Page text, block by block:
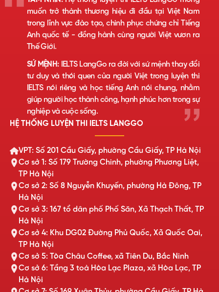
muốn trở thành thương hiệu đi đầu tại Việt Nam
trong lĩnh vực đào tạo, chinh phục chứng chỉ Tiếng
Anh quốc tế - đồng hành cùng người Việt vươn ra
Thế Giới.
SỨ MỆNH:IELTS LangGo ra đời với sứ mệnh thay đổi
tư duy và thói quen của người Việt trong luyện thi
IELTS nói riêng và học tiếng Anh nói chung, nhằm
giúp người học thành công, hạnh phúc hơn trong sự
nghiệp và cuộc sống.
HỆ THỐNG LUYỆN THI IELTS LANGGO
VPT: Số 201 Cầu Giấy, phường Cầu Giấy, TP Hà Nội
Cơ sở 1: Số 179 Trường Chinh, phường Phương Liệt,
TP Hà Nội
Cơ sở 2: Số 8 Nguyễn Khuyến, phường Hà Đông, TP
Hà Nội
Cơ sở 3: 167 tổ dân phố Phố Săn, Xã Thạch Thất, TP
Hà Nội
Cơ sở 4: Khu DG02 Đường Phủ Quốc, Xã Quốc Oai,
TP Hà Nội
Cơ sở 5: Tòa Châu Coffee, xã Tiên Du, Bắc Ninh
Cơ sở 6: Tầng 3 toà Hòa Lạc Plaza, xã Hòa Lạc, TP
Hà Nội